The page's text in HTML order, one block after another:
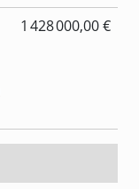
1 428 000,00 €